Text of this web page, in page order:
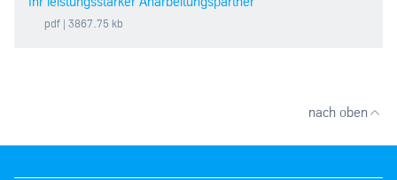
pdf | 3867.75 kb
nach oben